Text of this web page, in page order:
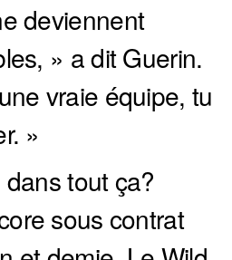
deviennent
» a dit Guerin.
vraie équipe, tu
»
tout ça?
sous contrat